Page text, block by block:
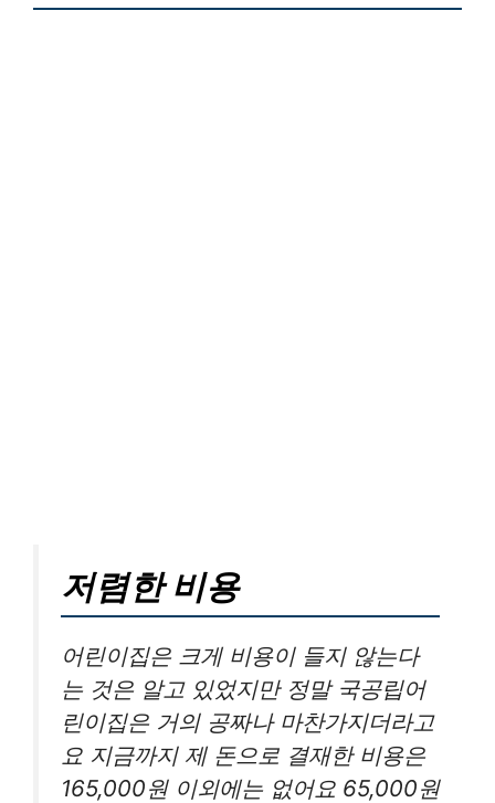
저렴한 비용
어린이집은 크게 비용이 들지 않는다
는 것은 알고 있었지만 정말 국공립어
린이집은 거의 공짜나 마찬가지더라고
요 지금까지 제 돈으로 결재한 비용은
165,000원 이외에는 없어요 65,000원